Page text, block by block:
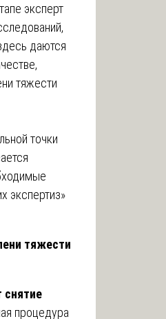
эксперт
даются
тяжести
точки
экспертиз»
тяжести
снятие
процедура